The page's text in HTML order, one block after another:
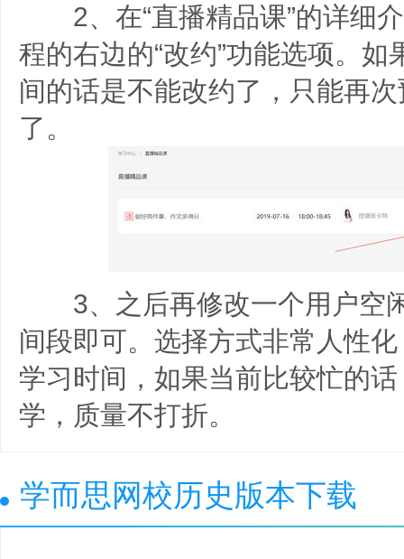
2、在“直播精品课”的详细
程的右边的“改约”功能选项。
间的话是不能改约了，只能再
了。
3、之后再修改一个用户空
间段即可。选择方式非常人性
学习时间，如果当前比较忙的
学，质量不打折。
学而思网校历史版本下载